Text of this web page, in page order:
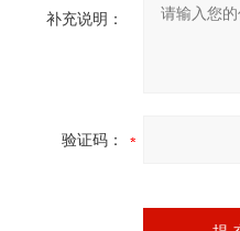
补充说明：
验证码：